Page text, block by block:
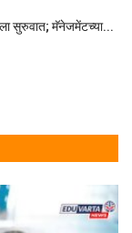
सुरुवात; मॅनेजमेंटच्या...